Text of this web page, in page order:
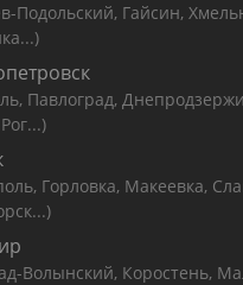
Подольский, Гайсин,
Павлоград,
Горловка, Макеевка,
Волынский, Коростень,